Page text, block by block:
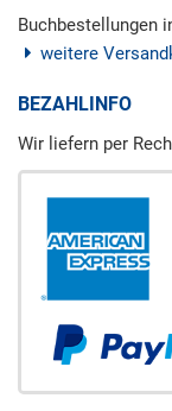
Buchbestellungen
weitere
BEZAHLINFO
Wir liefern per